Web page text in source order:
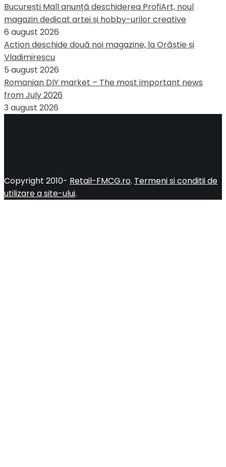
București Mall anunță deschiderea ProfiArt, noul
magazin dedicat artei și hobby-urilor creative
6 august 2026
Action deschide două noi magazine, la Orăștie și
Vladimirescu
5 august 2026
Romanian DIY market – The most important news
from July 2026
3 august 2026
Copyright 2010- Retail-FMCG.ro. Termeni si conditii de
utilizare a site-ului.